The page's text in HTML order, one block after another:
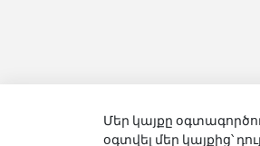
Մեր կայքը
օգտվել մեր կայքից՝